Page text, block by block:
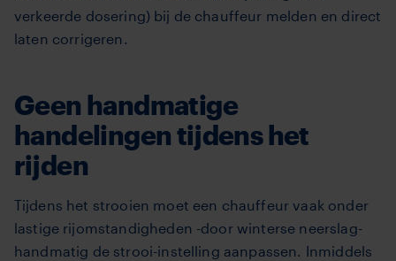
verkeerde dosering) bij de chauffeur melden en direct
laten corrigeren.
Geen handmatige
handelingen tijdens het
rijden
Tijdens het strooien moet een chauffeur vaak onder
lastige rijomstandigheden -door winterse neerslag-
handmatig de strooi-instelling aanpassen. Inmiddels